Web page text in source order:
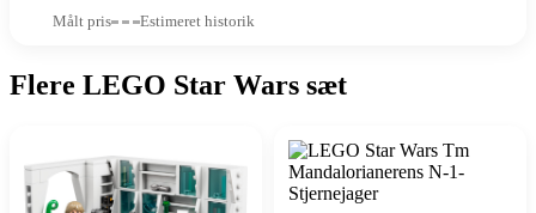
Målt pris Estimeret historik
Flere LEGO Star Wars sæt